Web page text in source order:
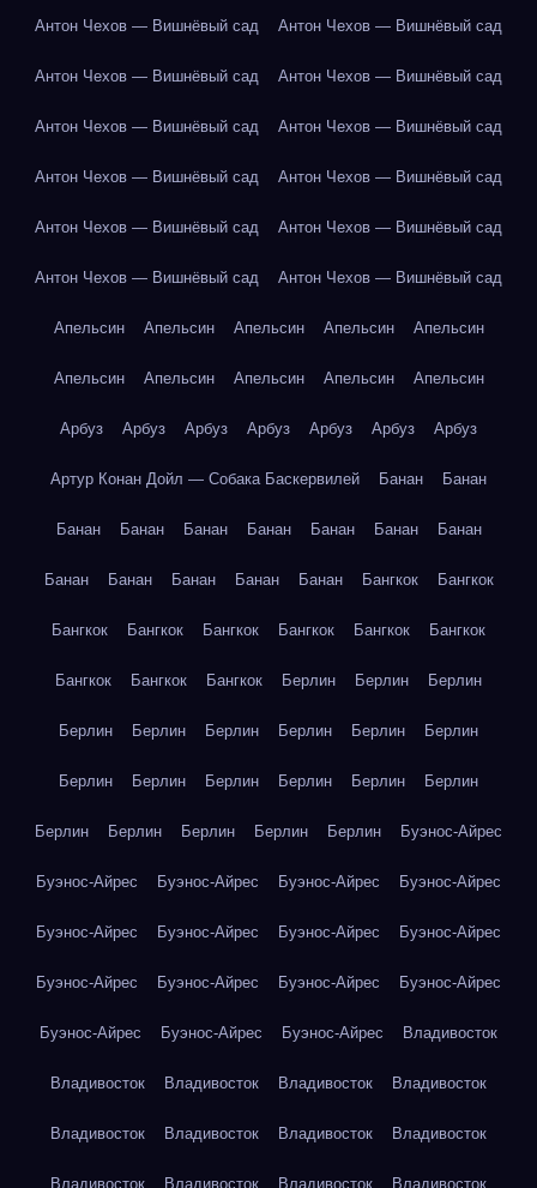
Антон Чехов — Вишнёвый сад Антон Чехов — Вишнёвый сад
Антон Чехов — Вишнёвый сад Антон Чехов — Вишнёвый сад
Антон Чехов — Вишнёвый сад Антон Чехов — Вишнёвый сад
Антон Чехов — Вишнёвый сад Антон Чехов — Вишнёвый сад
Антон Чехов — Вишнёвый сад Антон Чехов — Вишнёвый сад
Антон Чехов — Вишнёвый сад Антон Чехов — Вишнёвый сад
Апельсин Апельсин Апельсин Апельсин Апельсин
Апельсин Апельсин Апельсин Апельсин Апельсин
Арбуз Арбуз Арбуз Арбуз Арбуз Арбуз Арбуз
Артур Конан Дойл — Собака Баскервилей Банан Банан
Банан Банан Банан Банан Банан Банан Банан
Банан Банан Банан Банан Банан Бангкок Бангкок
Бангкок Бангкок Бангкок Бангкок Бангкок Бангкок
Бангкок Бангкок Бангкок Берлин Берлин Берлин
Берлин Берлин Берлин Берлин Берлин Берлин
Берлин Берлин Берлин Берлин Берлин Берлин
Берлин Берлин Берлин Берлин Берлин Буэнос-Айрес
Буэнос-Айрес Буэнос-Айрес Буэнос-Айрес Буэнос-Айрес
Буэнос-Айрес Буэнос-Айрес Буэнос-Айрес Буэнос-Айрес
Буэнос-Айрес Буэнос-Айрес Буэнос-Айрес Буэнос-Айрес
Буэнос-Айрес Буэнос-Айрес Буэнос-Айрес Владивосток
Владивосток Владивосток Владивосток Владивосток
Владивосток Владивосток Владивосток Владивосток
Владивосток Владивосток Владивосток Владивосток